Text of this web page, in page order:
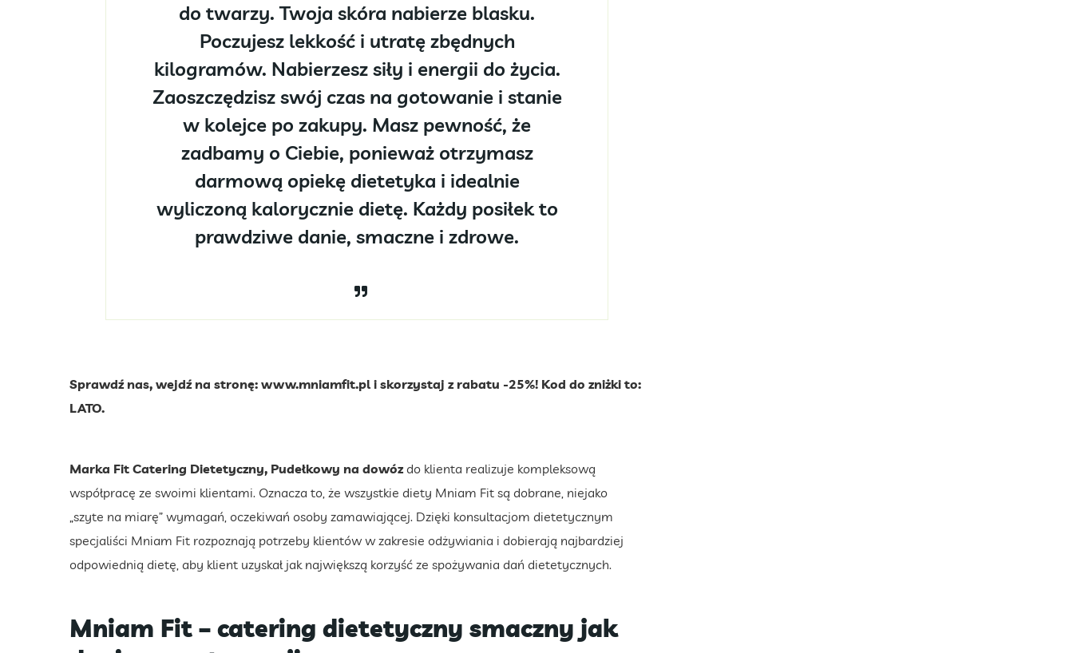
do twarzy. Twoja skóra nabierze blasku.
Poczujesz lekkość i utratę zbędnych
kilogramów. Nabierzesz siły i energii do życia.
Zaoszczędzisz swój czas na gotowanie i stanie
w kolejce po zakupy. Masz pewność, że
zadbamy o Ciebie, ponieważ otrzymasz
darmową opiekę dietetyka i idealnie
wyliczoną kalorycznie dietę. Każdy posiłek to
prawdziwe danie, smaczne i zdrowe.
Sprawdź nas, wejdź na stronę: www.mniamfit.pl i skorzystaj z rabatu -25%! Kod do zniżki to:
LATO.
Marka Fit Catering Dietetyczny, Pudełkowy na dowóz do klienta realizuje kompleksową
współpracę ze swoimi klientami. Oznacza to, że wszystkie diety Mniam Fit są dobrane, niejako
„szyte na miarę” wymagań, oczekiwań osoby zamawiającej. Dzięki konsultacjom dietetycznym
specjaliści Mniam Fit rozpoznają potrzeby klientów w zakresie odżywiania i dobierają najbardziej
odpowiednią dietę, aby klient uzyskał jak największą korzyść ze spożywania dań dietetycznych.
Mniam Fit – catering dietetyczny smaczny jak